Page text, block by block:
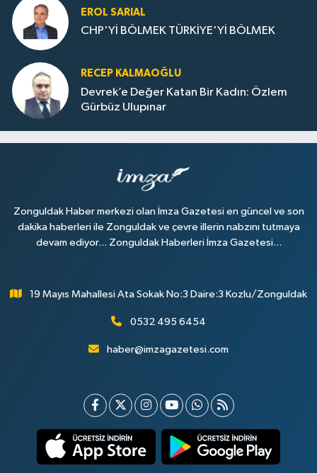
EROL SARIAL
CHP'Yİ BÖLMEK TÜRKİYE'Yİ BÖLMEK
RECEP KALMAOĞLU
Devrek’e Değer Katan Bir Kadın: Özlem
Gürbüz Ulupınar
Zonguldak Haber merkezi olan İmza Gazetesi en güncel ve son
dakika haberleri ile Zonguldak ve çevre illerin nabzını tutmaya
devam ediyor... Zonguldak Haberleri İmza Gazetesi...
19 Mayıs Mahallesi Ata Sokak No:3 Daire:3 Kozlu/Zonguldak
0532 495 6454
haber@imzagazetesi.com